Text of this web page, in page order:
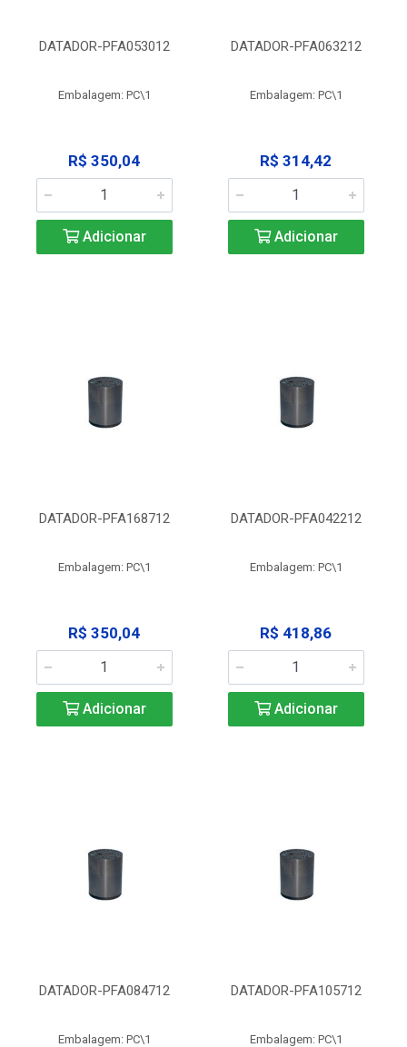
DATADOR-PFA053012
Embalagem: PC\1
R$ 350,04
Adicionar
DATADOR-PFA063212
Embalagem: PC\1
R$ 314,42
Adicionar
DATADOR-PFA168712
Embalagem: PC\1
R$ 350,04
Adicionar
DATADOR-PFA042212
Embalagem: PC\1
R$ 418,86
Adicionar
DATADOR-PFA084712
Embalagem: PC\1
DATADOR-PFA105712
Embalagem: PC\1